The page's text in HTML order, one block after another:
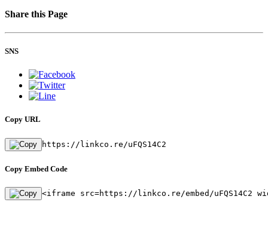
Share this Page
SNS
Copy URL
https://linkco.re/uFQS14C2
Copy Embed Code
<iframe src=https://linkco.re/embed/uFQS14C2